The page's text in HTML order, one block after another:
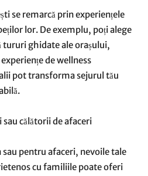
se remarcă prin experiențele
lor. De exemplu, poți alege
tururi ghidate ale orașului,
de wellness
pot transforma sejurul tău
călătorii de afaceri
sau pentru afaceri, nevoile tale
cu familiile poate oferi